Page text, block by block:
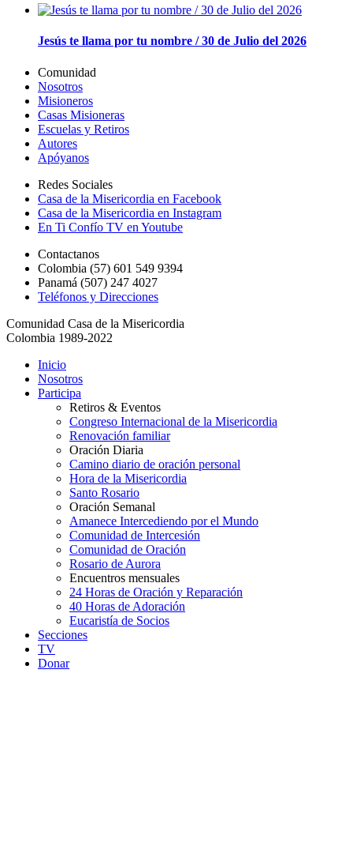
Jesús te llama por tu nombre / 30 de Julio del 2026
Comunidad
Nosotros
Misioneros
Casas Misioneras
Escuelas y Retiros
Autores
Apóyanos
Redes Sociales
Casa de la Misericordia en Facebook
Casa de la Misericordia en Instagram
En Ti Confío TV en Youtube
Contactanos
Colombia (57) 601 549 9394
Panamá (507) 247 4027
Teléfonos y Direcciones
Comunidad Casa de la Misericordia
Colombia 1989-2022
Inicio
Nosotros
Participa
Retiros & Eventos
Congreso Internacional de la Misericordia
Renovación familiar
Oración Diaria
Camino diario de oración personal
Hora de la Misericordia
Santo Rosario
Oración Semanal
Amanece Intercediendo por el Mundo
Comunidad de Intercesión
Comunidad de Oración
Rosario de Aurora
Encuentros mensuales
24 Horas de Oración y Reparación
40 Horas de Adoración
Eucaristía de Socios
Secciones
TV
Donar